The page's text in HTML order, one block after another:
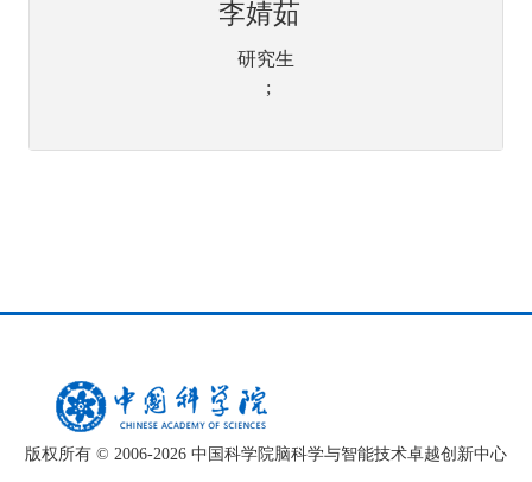
李婧茹
研究生
;
版权所有 © 2006-2026 中国科学院脑科学与智能技术卓越创新中心